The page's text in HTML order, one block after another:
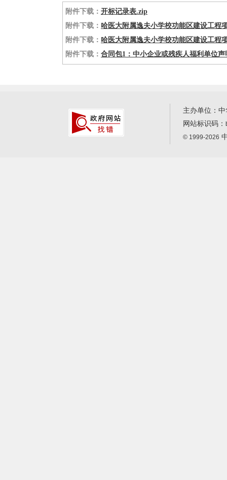
附件下载： 开标记录表.zip
附件下载： 哈医大附属逸夫小学校功能区建设工程
附件下载： 哈医大附属逸夫小学校功能区建设工程
附件下载： 合同包1：中小企业或残疾人福利单位
主办单位：
网站标识码：
© 1999-2026